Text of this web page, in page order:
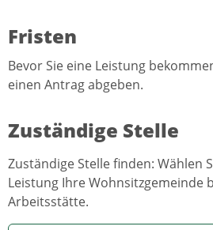
Fristen
Bevor Sie eine Leistung
einen Antrag abgeben.
Zuständige Stelle
Zuständige Stelle finden: Wählen
Leistung Ihre Wohnsitzgemeinde
Arbeitsstätte.